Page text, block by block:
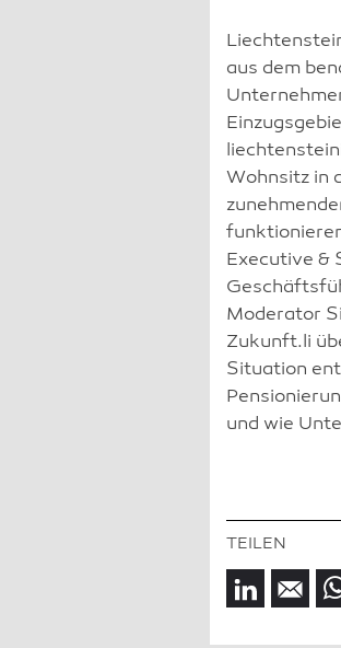
aus dem
Wohnsitz in
Executive &
Moderator
Zukunft.li
Situation
und wie